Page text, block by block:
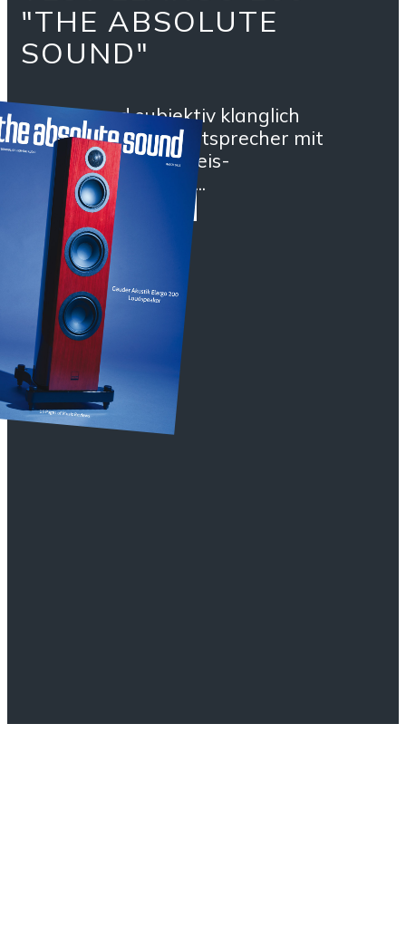
"THE ABSOLUTE
SOUND"
Objektiv und subjektiv klanglich
beeindruckende Lautsprecher mit
hervorragendem Preis-
Leistungsverhältnis...
Zum Testbericht